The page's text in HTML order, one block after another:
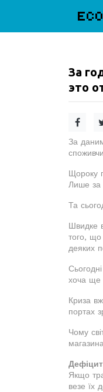
За
это
За
Щороку
Лише за
Та
Швидке
того, що
деяких
хоча ще
Криза
портах
Чому
Якщо
везе їх